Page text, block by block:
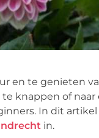
en te genieten
knappen of
In dit
in.